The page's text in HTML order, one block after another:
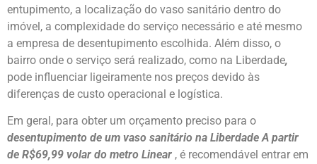
entupimento, a localização do vaso sanitário dentro do
imóvel, a complexidade do serviço necessário e até mesmo
a empresa de desentupimento escolhida. Além disso, o
bairro onde o serviço será realizado, como na Liberdade,
pode influenciar ligeiramente nos preços devido às
diferenças de custo operacional e logística.
Em geral, para obter um orçamento preciso para o
desentupimento de um vaso sanitário na LiberdadeA partir
de R$69,99 volar do metro Linear , é recomendável entrar em